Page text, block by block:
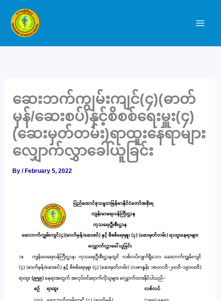
content
ဆေးဘက်ကျွမ်းကျင်(၄)(ဓာတ်
မှန်/ဆေးစပ်)နှင့်စိစစ်ရေးမှူး(၄)
(ဆေးမှတ်တမ်း)ရာထူးနေရာများ
လျှောက်လွှာခေါ်ယူခြင်း
By/ February 5, 2022